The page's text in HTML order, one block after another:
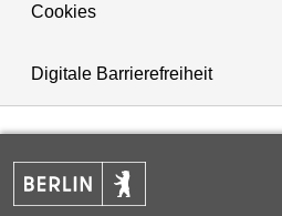
Cookies
Digitale Barrierefreiheit